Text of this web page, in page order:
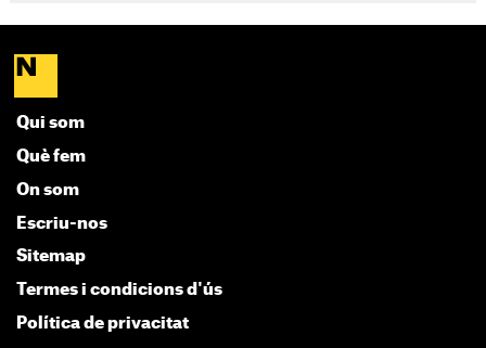
Qui som
Què fem
On som
Escriu-nos
Sitemap
Termes i condicions d'ús
Política de privacitat